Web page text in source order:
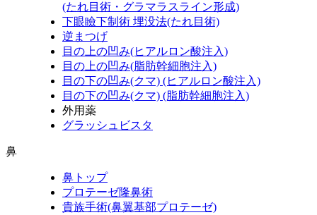
(たれ目術・グラマラスライン形成)
下眼瞼下制術 埋没法(たれ目術)
逆まつげ
目の上の凹み(ヒアルロン酸注入)
目の上の凹み(脂肪幹細胞注入)
目の下の凹み(クマ) (ヒアルロン酸注入)
目の下の凹み(クマ) (脂肪幹細胞注入)
外用薬
グラッシュビスタ
鼻
鼻トップ
プロテーゼ隆鼻術
貴族手術(鼻翼基部プロテーゼ)